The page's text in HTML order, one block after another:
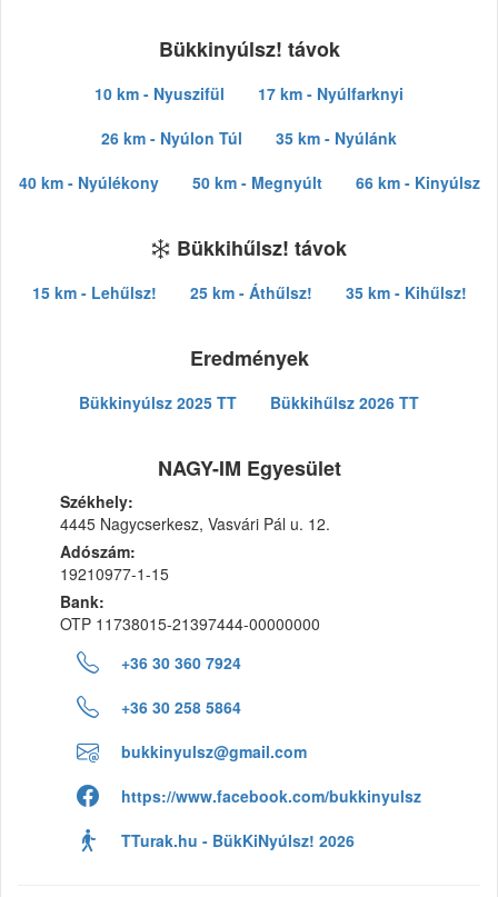
Bükkinyúlsz! távok
10 km - Nyuszifül
17 km - Nyúlfarknyi
26 km - Nyúlon Túl
35 km - Nyúlánk
40 km - Nyúlékony
50 km - Megnyúlt 66 km - Kinyúlsz
Bükkihűlsz! távok
15 km - Lehűlsz! 25 km - Áthűlsz! 35 km - Kihűlsz!
Eredmények
Bükkinyúlsz 2025 TT Bükkihűlsz 2026 TT
NAGY-IM Egyesület
Székhely:
4445 Nagycserkesz, Vasvári Pál u. 12.
Adószám:
19210977-1-15
Bank:
OTP 11738015-21397444-00000000
+36 30 360 7924
+36 30 258 5864
bukkinyulsz@gmail.com
https://www.facebook.com/bukkinyulsz
TTurak.hu - BükKiNyúlsz! 2026